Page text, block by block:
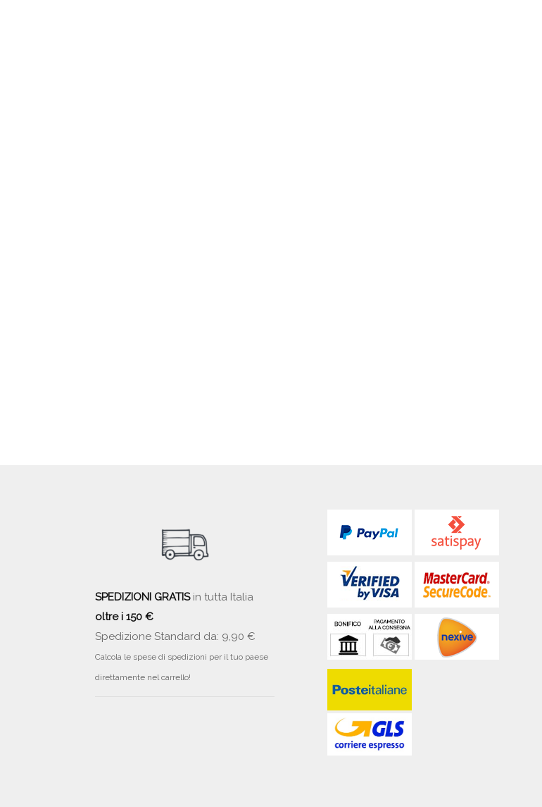
SPEDIZIONI GRATISin tutta Italia
oltre i 150 €
Spedizione Standard da: 9,90 €
Calcola le spese di spedizioni per il tuo paese
direttamente nel carrello!